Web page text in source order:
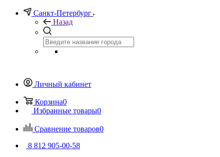
Санкт-Петербург
Назад
Личный кабинет
Корзина0
Избранные товары0
Сравнение товаров0
8 812 905-00-58